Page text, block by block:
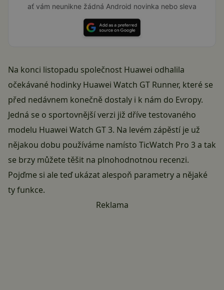
ať vám neunikne žádná Android novinka nebo sleva
Na konci listopadu společnost Huawei odhalila
očekávané hodinky Huawei Watch GT Runner, které se
před nedávnem konečně dostaly i k nám do Evropy.
Jedná se o sportovnější verzi již dříve testovaného
modelu Huawei Watch GT 3. Na levém zápěstí je už
nějakou dobu používáme namísto TicWatch Pro 3 a tak
se brzy můžete těšit na plnohodnotnou recenzi.
Pojďme si ale teď ukázat alespoň parametry a nějaké
ty funkce.
Reklama